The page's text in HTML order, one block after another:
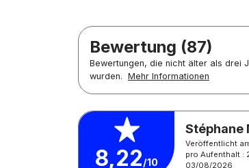
Bewertung (87)
Bewertungen, die nicht älter als drei
wurden. Mehr Informationen
8,22/10
Stéphane
Veröffentlicht
pro Aufenthalt :
03/08/2026